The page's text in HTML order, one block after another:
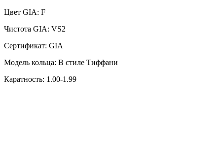
Цвет GIA: F
Чистота GIA: VS2
Сертификат: GIA
Модель кольца: В стиле Тиффани
Каратность: 1.00-1.99